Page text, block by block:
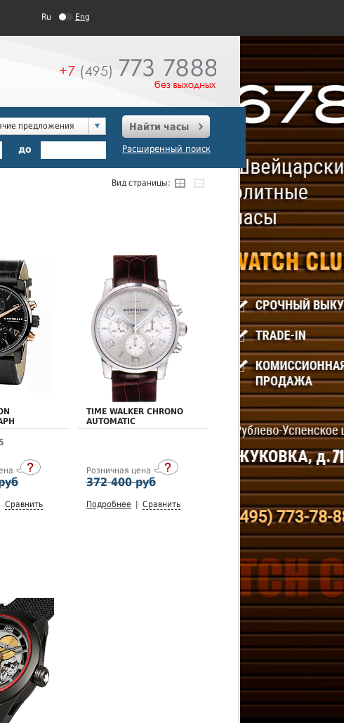
Ru Eng
предложения
Найти часы
до Расширенный поиск
Вид страницы:
Сравнить
TIME WALKER CHRONO
AUTOMATIC
Розничная цена
372 400 руб
Подробнее Сравнить